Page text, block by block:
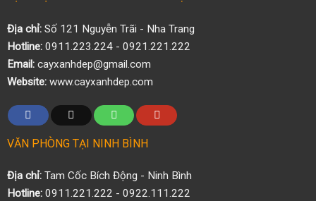
Địa chỉ:Số 121 Nguyễn Trãi - Nha Trang
Hotline:0911.223.224 - 0921.221.222
Email:cayxanhdep@gmail.com
Website:www.cayxanhdep.com
VĂN PHÒNG TẠI NINH BÌNH
Địa chỉ:Tam Cốc Bích Động - Ninh Bình
Hotline:0911.221.222 - 0922.111.222